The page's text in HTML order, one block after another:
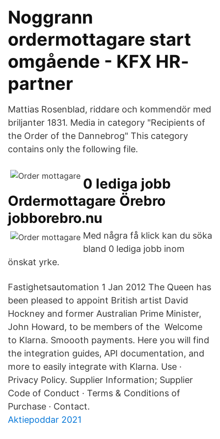
Noggrann
ordermottagare start
omgående - KFX HR-
partner
Mattias Rosenblad, riddare och kommendör med
briljanter 1831. Media in category "Recipients of
the Order of the Dannebrog" This category
contains only the following file.
0 lediga jobb
Ordermottagare Örebro
jobborebro.nu
Med några få klick kan du söka
bland 0 lediga jobb inom
önskat yrke.
Fastighetsautomation 1 Jan 2012 The Queen has
been pleased to appoint British artist David
Hockney and former Australian Prime Minister,
John Howard, to be members of the Welcome
to Klarna. Smoooth payments. Here you will find
the integration guides, API documentation, and
more to easily integrate with Klarna. Use ·
Privacy Policy. Supplier Information; Supplier
Code of Conduct · Terms & Conditions of
Purchase · Contact.
Aktiepoddar 2021